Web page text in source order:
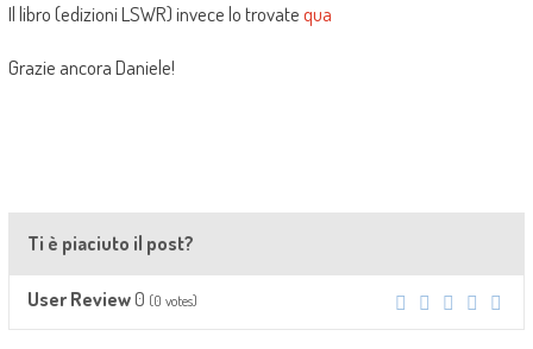
Il libro (edizioni LSWR) invece lo trovatequa
Grazie ancora Daniele!
Ti è piaciuto il post?
User Review0 (0 votes)